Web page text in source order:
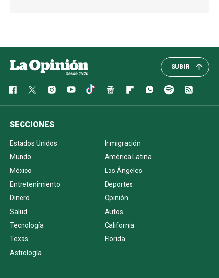
SUBIR
SECCIONES
Estados Unidos
Inmigración
Mundo
América Latina
México
Los Ángeles
Entretenimiento
Deportes
Dinero
Opinión
Salud
Autos
Tecnología
California
Texas
Florida
Astrología